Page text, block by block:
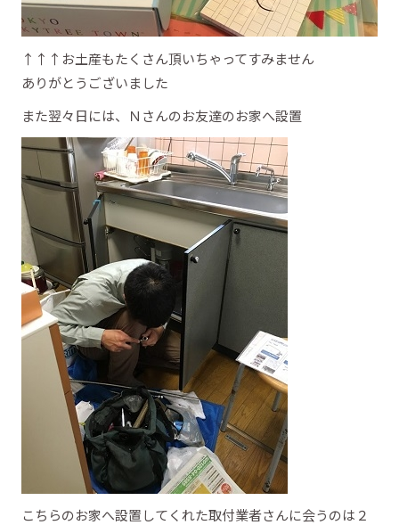
↑↑↑お土産もたくさん頂いちゃってすみません
ありがとうございました
また翌々日には、Ｎさんのお友達のお家へ設置
こちらのお家へ設置してくれた取付業者さんに会うのは２